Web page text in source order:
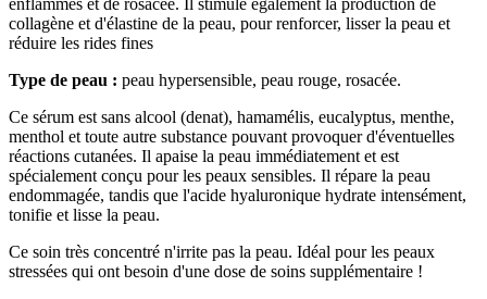
enflammés et de rosacée. Il stimule également la production de
collagène et d'élastine de la peau, pour renforcer, lisser la peau et
réduire les rides fines
Type de peau : peau hypersensible, peau rouge, rosacée.
Ce sérum est sans alcool (denat), hamamélis, eucalyptus, menthe,
menthol et toute autre substance pouvant provoquer d'éventuelles
réactions cutanées. Il apaise la peau immédiatement et est
spécialement conçu pour les peaux sensibles. Il répare la peau
endommagée, tandis que l'acide hyaluronique hydrate intensément,
tonifie et lisse la peau.
Ce soin très concentré n'irrite pas la peau. Idéal pour les peaux
stressées qui ont besoin d'une dose de soins supplémentaire !